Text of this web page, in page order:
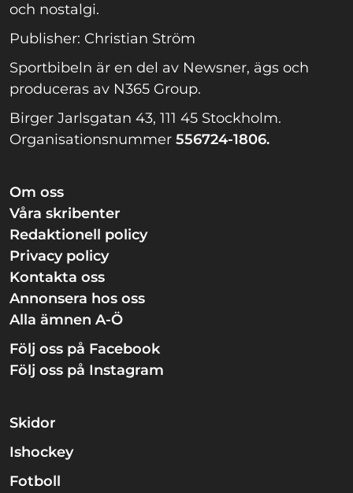
och nostalgi.
Publisher: Christian Ström
Sportbibeln är en del av Newsner, ägs och
produceras av N365 Group.
Birger Jarlsgatan 43, 111 45 Stockholm.
Organisationsnummer 556724-1806.
Om oss
Våra skribenter
Redaktionell policy
Privacy policy
Kontakta oss
Annonsera hos oss
Alla ämnen A-Ö
Följ oss på Facebook
Följ oss på Instagram
Skidor
Ishockey
Fotboll